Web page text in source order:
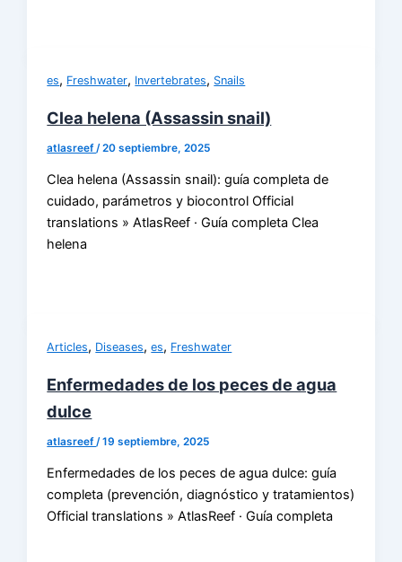
es, Freshwater, Invertebrates, Snails
Clea helena (Assassin snail)
atlasreef /20 septiembre, 2025
Clea helena (Assassin snail): guía completa de
cuidado, parámetros y biocontrol Official
translations » AtlasReef · Guía completa Clea
helena
Articles, Diseases,es, Freshwater
Enfermedades de los peces de agua
dulce
atlasreef/19 septiembre, 2025
Enfermedades de los peces de agua dulce: guía
completa (prevención, diagnóstico y tratamientos)
Official translations » AtlasReef · Guía completa